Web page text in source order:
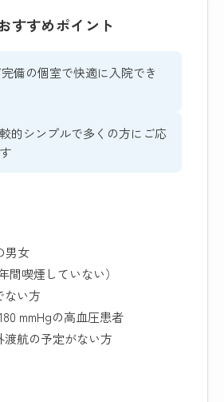
すすめポイント
備の個室で快適に入院でき
的シンプルで多くの方にご応
男女
間喫煙していない）
ない方
mmHgの高血圧患者
航の予定がない方